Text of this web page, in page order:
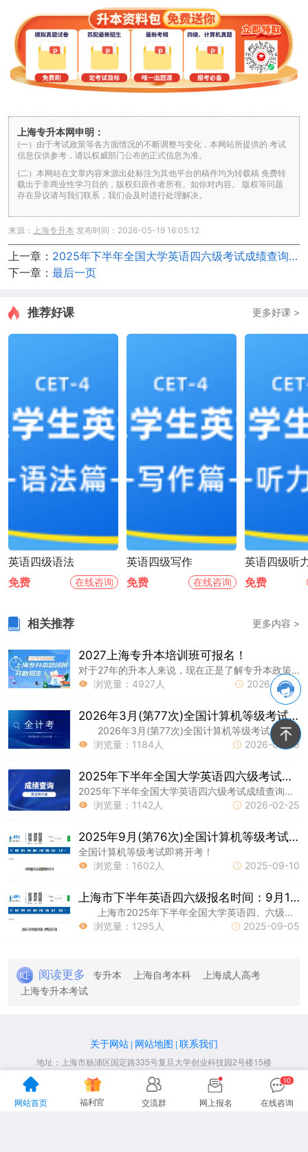
上海专升本网申明：
(一）由于考试政策等各方面情况的不断调整与变化，本网站所提供的 考试
信息仅供参考，请以权威部门公布的正式信息为准。
(二）本网站在文章内容来源出处标注为其他平台的稿件均为转载稿 免费转
载出于非商业性学习目的，版权归原作者所有。如你对内容。 版权等问题
存在异议请与我们联系，我们会及时进行处理解决。
来源： 上海专升本 发布时间：2026-05-19 16:05:12
上一章： 2025年下半年全国大学英语四六级考试成绩查询有关安排
下一章： 最后一页
推荐好课 更多好课 >
英语四级语法
免费
在线咨询
英语四级写作
免费
在线咨询
英语四级听
免费
相关推荐 更多内容 >
2027上海专升本培训班可报名！
对于27年的升本人来说，现在正是了解专升本政策、收集各种升本信息的好时机。如果你还没想好自己适合什么时候备考，那可以参考下面这几个标
 浏览量：4927人  2026-12-15
2026年3月(第77次)全国计算机等级考试成绩开通查询
2026年3月(第77次)全国计算机等级考试成绩已开通查询，现就相关事项通知如下： 一、成绩查询 考生可登录中国教育考试网(http: w
 浏览量：1184人  2026-05-19
2025年下半年全国大学英语四六级考试成绩查询有关安排
2025年下半年全国大学英语四六级考试成绩查询有关安排已公布!上海专升本网为大家整理了相关内容，请各位同学细读!
 浏览量：1142人  2026-02-25
2025年9月(第76次)全国计算机等级考试即将开考
全国计算机等级考试即将开考！
 浏览量：1602人  2025-09-10
上海市下半年英语四六级报名时间：9月11日！
上海市2025年下半年全国大学英语四、六级考试报名即将开始，现将有关事项通知如下： 一、开考科目与时间 (一)笔试科目 (二)口
 浏览量：1295人  2025-09-05
阅读更多 专升本 上海自考本科
上海成人高考
上海专升本考试
关于网站 | 网站地图 | 联系我们
地址：上海市杨浦区国定路335号复旦大学创业科技园2号楼15楼
咨询电话：13916151478
声明：本站为上海专升本民间交流网站，
网站首页 福利官 交流群 网上报名 在线咨询